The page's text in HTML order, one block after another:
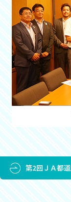
第2回ＪＡ都